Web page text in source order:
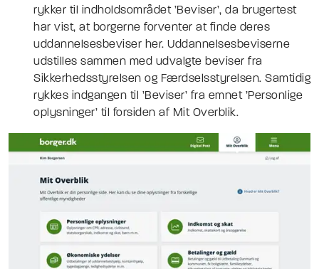
rykker til indholdsområdet ’Beviser’, da brugertest
har vist, at borgerne forventer at finde deres
uddannelsesbeviser her. Uddannelsesbeviserne
udstilles sammen med udvalgte beviser fra
Sikkerhedsstyrelsen og Færdselsstyrelsen. Samtidig
rykkes indgangen til ’Beviser’ fra emnet ’Personlige
oplysninger’ til forsiden af Mit Overblik.